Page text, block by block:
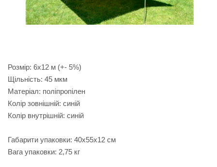
Розмір: 6х12 м (+- 5%)
Щільність: 45 мкм
Матеріал: поліпропілен
Колір зовнішній: синій
Колір внутрішній: синій
Габарити упаковки: 40х55х12 см
Вага упаковки: 2,75 кг